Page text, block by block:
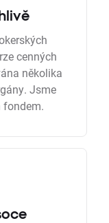
cenných
několika
Jsme
fondem.